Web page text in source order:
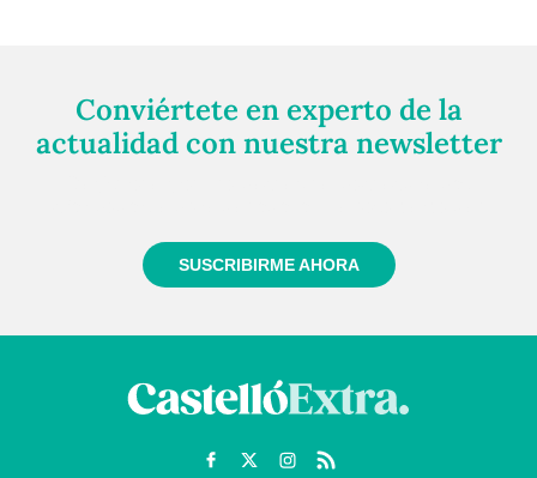
Conviértete en experto de la
actualidad con nuestra newsletter
SUSCRIBIRME AHORA